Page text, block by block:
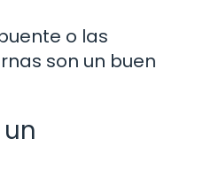
o las
son un buen